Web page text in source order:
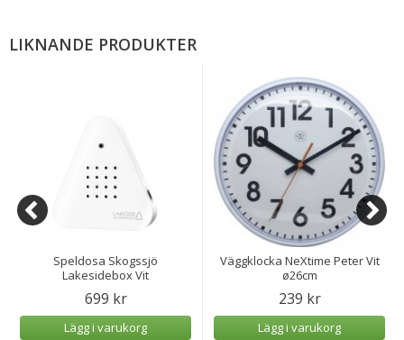
LIKNANDE PRODUKTER
Speldosa Skogssjö
Lakesidebox Vit
699 kr
Lägg i varukorg
Väggklocka NeXtime Peter Vit
ø26cm
239 kr
Lägg i varukorg